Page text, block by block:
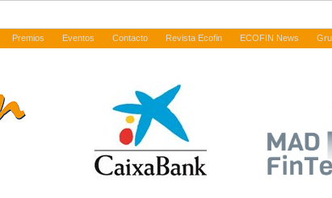
Premios Eventos Contacto Revista Ecofin ECOFIN News